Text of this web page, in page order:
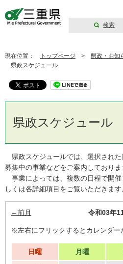
検索
現在位置： トップページ > 県政・お知
県政スケジュール
県政スケジュール
県政スケジュールでは、選択された
募集中の事業などをご案内しておりま
事業によっては、複数の日程で開
しくは各詳細項目をご覧いただきます
←前月 令和03年
※左右にフリックするとカレンダー
日曜 月曜